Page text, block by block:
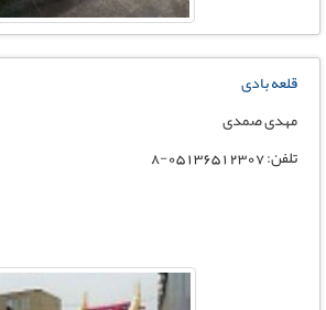
قلعه بادی
مهدی صمدی
تلفن: 05136512307-8